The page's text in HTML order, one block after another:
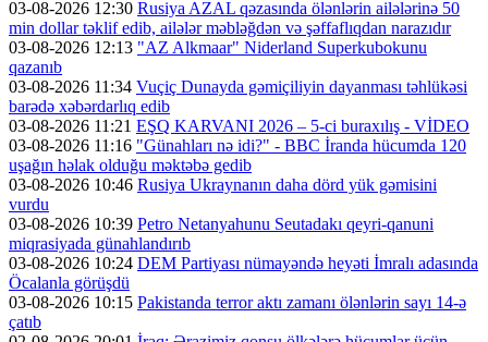
03-08-2026 12:30 Rusiya AZAL qəzasında ölənlərin ailələrinə 50
min dollar təklif edib, ailələr məbləğdən və şəffaflıqdan narazıdır
03-08-2026 12:13 "AZ Alkmaar" Niderland Superkubokunu
qazanıb
03-08-2026 11:34 Vuçiç Dunayda gəmiçiliyin dayanması təhlükəsi
barədə xəbərdarlıq edib
03-08-2026 11:21 EŞQ KARVANI 2026 – 5-ci buraxılış - VİDEO
03-08-2026 11:16 "Günahları nə idi?" - BBC İranda hücumda 120
uşağın həlak olduğu məktəbə gedib
03-08-2026 10:46 Rusiya Ukraynanın daha dörd yük gəmisini
vurdu
03-08-2026 10:39 Petro Netanyahunu Seutadakı qeyri-qanuni
miqrasiyada günahlandırıb
03-08-2026 10:24 DEM Partiyası nümayəndə heyəti İmralı adasında
Öcalanla görüşdü
03-08-2026 10:15 Pakistanda terror aktı zamanı ölənlərin sayı 14-ə
çatıb